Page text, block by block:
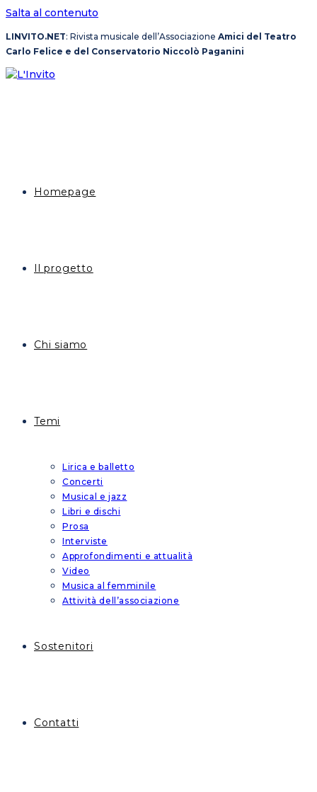
Salta al contenuto
LINVITO.NET: Rivista musicale dell’Associazione Amici del Teatro
Carlo Felice e del Conservatorio Niccolò Paganini
Homepage
Il progetto
Chi siamo
Temi
Lirica e balletto
Concerti
Musical e jazz
Libri e dischi
Prosa
Interviste
Approfondimenti e attualità
Video
Musica al femminile
Attività dell’associazione
Sostenitori
Contatti